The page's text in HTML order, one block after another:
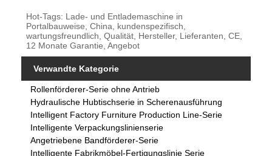
Hot-Tags: Lade- und Entlademaschine in
Portalbauweise, China, kundenspezifisch,
wartungsfreundlich, Qualität, Hersteller, Lieferanten, CE,
12 Monate Garantie, Angebot
Verwandte Kategorie
Rollenförderer-Serie ohne Antrieb
Hydraulische Hubtischserie in Scherenausführung
Intelligent Factory Furniture Production Line-Serie
Intelligente Verpackungslinienserie
Angetriebene Bandförderer-Serie
Intelligente Fabrikmöbel-Fertigungslinie Serie